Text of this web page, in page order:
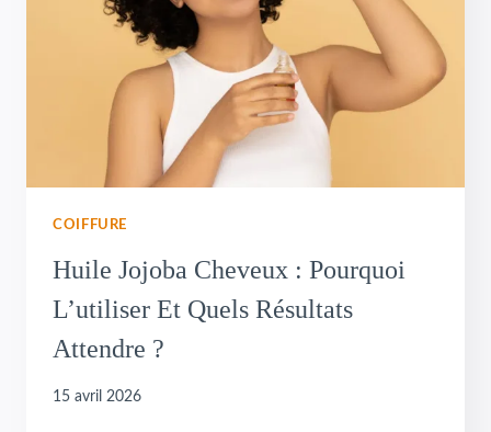
COIFFURE
Huile Jojoba Cheveux : Pourquoi
L’utiliser Et Quels Résultats
Attendre ?
15 avril 2026